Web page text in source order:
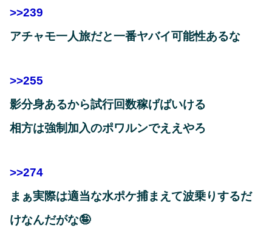
>>239
アチャモ一人旅だと一番ヤバイ可能性あるな
>>255
影分身あるから試行回数稼げばいける
相方は強制加入のポワルンでええやろ
>>274
まぁ実際は適当な水ポケ捕まえて波乗りするだ
けなんだがな🤪